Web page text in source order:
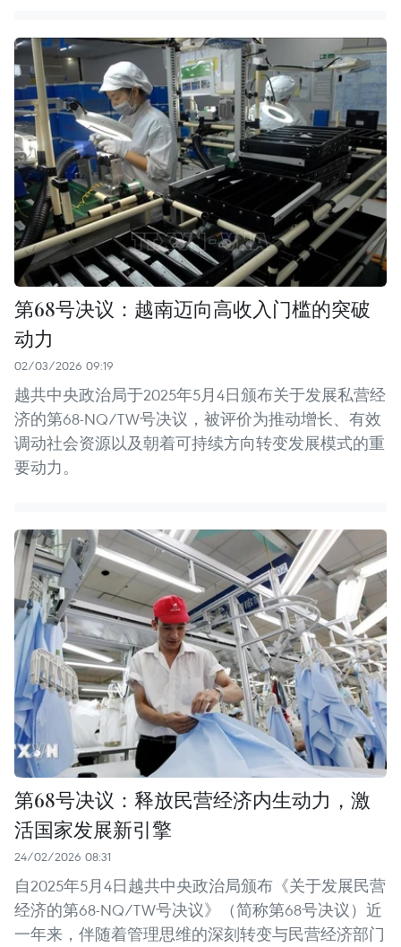
第68号决议：越南迈向高收入门槛的突破
动力
02/03/2026 09:19
越共中央政治局于2025年5月4日颁布关于发展私营经
济的第68-NQ/TW号决议，被评价为推动增长、有效
调动社会资源以及朝着可持续方向转变发展模式的重
要动力。
第68号决议：释放民营经济内生动力，激
活国家发展新引擎
24/02/2026 08:31
自2025年5月4日越共中央政治局颁布《关于发展民营
经济的第68-NQ/TW号决议》（简称第68号决议）近
一年来，伴随着管理思维的深刻转变与民营经济部门